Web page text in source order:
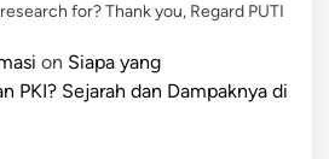
for? Thank you, Regard PUTI
on Siapa yang
PKI? Sejarah dan Dampaknya di